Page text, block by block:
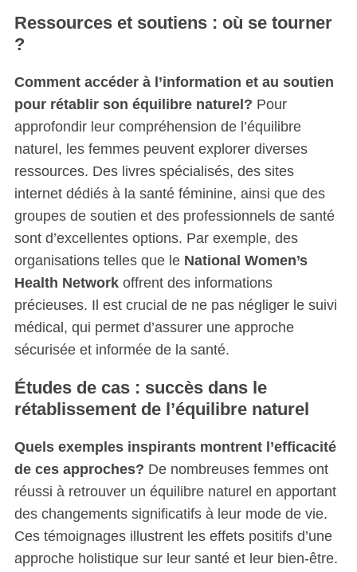
Ressources et soutiens : où se tourner
?
Comment accéder à l’information et au soutien
pour rétablir son équilibre naturel? Pour
approfondir leur compréhension de l’équilibre
naturel, les femmes peuvent explorer diverses
ressources. Des livres spécialisés, des sites
internet dédiés à la santé féminine, ainsi que des
groupes de soutien et des professionnels de santé
sont d’excellentes options. Par exemple, des
organisations telles que le National Women’s
Health Networkoffrent des informations
précieuses. Il est crucial de ne pas négliger le suivi
médical, qui permet d’assurer une approche
sécurisée et informée de la santé.
Études de cas : succès dans le
rétablissement de l’équilibre naturel
Quels exemples inspirants montrent l’efficacité
de ces approches? De nombreuses femmes ont
réussi à retrouver un équilibre naturel en apportant
des changements significatifs à leur mode de vie.
Ces témoignages illustrent les effets positifs d’une
approche holistique sur leur santé et leur bien-être.